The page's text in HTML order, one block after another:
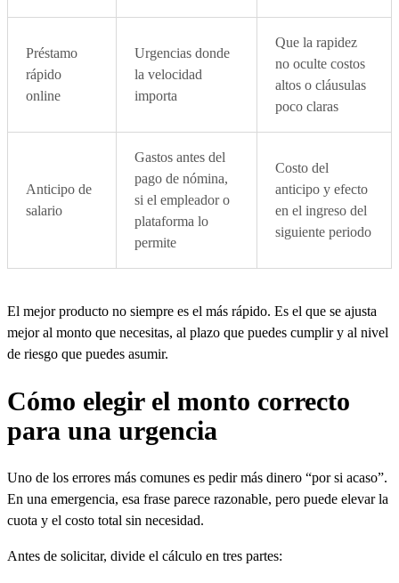
Préstamo
rápido
online
Urgencias donde
la velocidad
importa
Que la rapidez
no oculte costos
altos o cláusulas
poco claras
Anticipo de
salario
Gastos antes del
pago de nómina,
si el empleador o
plataforma lo
permite
Costo del
anticipo y efecto
en el ingreso del
siguiente periodo
El mejor producto no siempre es el más rápido. Es el que se ajusta
mejor al monto que necesitas, al plazo que puedes cumplir y al nivel
de riesgo que puedes asumir.
Cómo elegir el monto correcto
para una urgencia
Uno de los errores más comunes es pedir más dinero “por si acaso”.
En una emergencia, esa frase parece razonable, pero puede elevar la
cuota y el costo total sin necesidad.
Antes de solicitar, divide el cálculo en tres partes: